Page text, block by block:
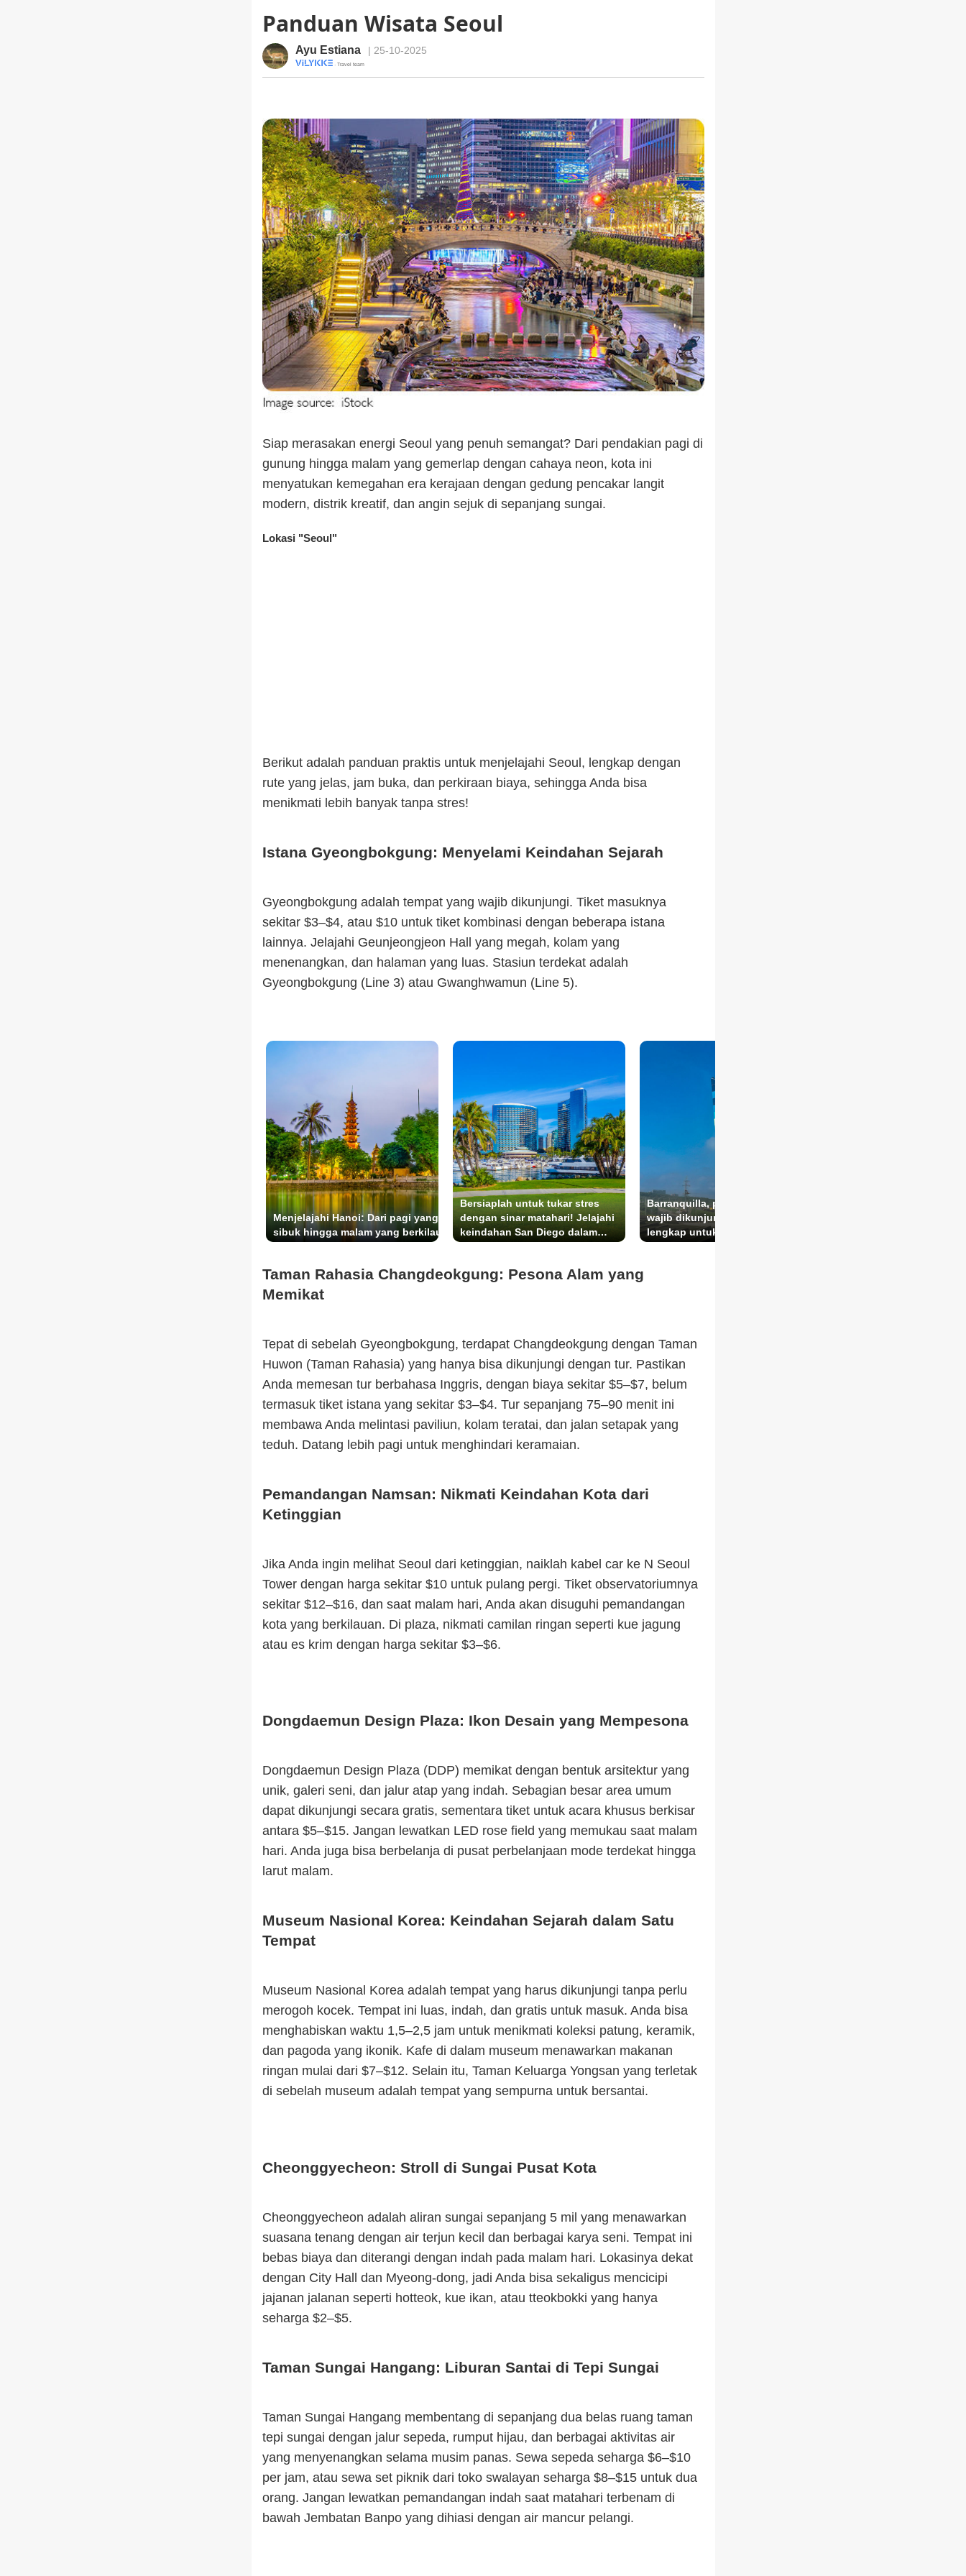
Panduan Wisata Seoul
Ayu Estiana | 25-10-2025
· Travel team
Siap merasakan energi Seoul yang penuh semangat? Dari pendakian pagi di
gunung hingga malam yang gemerlap dengan cahaya neon, kota ini
menyatukan kemegahan era kerajaan dengan gedung pencakar langit
modern, distrik kreatif, dan angin sejuk di sepanjang sungai.
Lokasi "Seoul"
Berikut adalah panduan praktis untuk menjelajahi Seoul, lengkap dengan
rute yang jelas, jam buka, dan perkiraan biaya, sehingga Anda bisa
menikmati lebih banyak tanpa stres!
Istana Gyeongbokgung: Menyelami Keindahan Sejarah
Gyeongbokgung adalah tempat yang wajib dikunjungi. Tiket masuknya
sekitar $3–$4, atau $10 untuk tiket kombinasi dengan beberapa istana
lainnya. Jelajahi Geunjeongjeon Hall yang megah, kolam yang
menenangkan, dan halaman yang luas. Stasiun terdekat adalah
Gyeongbokgung (Line 3) atau Gwanghwamun (Line 5).
Menjelajahi Hanoi: Dari pagi yang
sibuk hingga malam yang berkilau
Bersiaplah untuk tukar stres
dengan sinar matahari! Jelajahi
keindahan San Diego dalam
Barranquilla, permata Karibia yang
wajib dikunjungi: Panduan
lengkap untuk liburan seru!
Taman Rahasia Changdeokgung: Pesona Alam yang
Memikat
Tepat di sebelah Gyeongbokgung, terdapat Changdeokgung dengan Taman
Huwon (Taman Rahasia) yang hanya bisa dikunjungi dengan tur. Pastikan
Anda memesan tur berbahasa Inggris, dengan biaya sekitar $5–$7, belum
termasuk tiket istana yang sekitar $3–$4. Tur sepanjang 75–90 menit ini
membawa Anda melintasi paviliun, kolam teratai, dan jalan setapak yang
teduh. Datang lebih pagi untuk menghindari keramaian.
Pemandangan Namsan: Nikmati Keindahan Kota dari
Ketinggian
Jika Anda ingin melihat Seoul dari ketinggian, naiklah kabel car ke N Seoul
Tower dengan harga sekitar $10 untuk pulang pergi. Tiket observatoriumnya
sekitar $12–$16, dan saat malam hari, Anda akan disuguhi pemandangan
kota yang berkilauan. Di plaza, nikmati camilan ringan seperti kue jagung
atau es krim dengan harga sekitar $3–$6.
Dongdaemun Design Plaza: Ikon Desain yang Mempesona
Dongdaemun Design Plaza (DDP) memikat dengan bentuk arsitektur yang
unik, galeri seni, dan jalur atap yang indah. Sebagian besar area umum
dapat dikunjungi secara gratis, sementara tiket untuk acara khusus berkisar
antara $5–$15. Jangan lewatkan LED rose field yang memukau saat malam
hari. Anda juga bisa berbelanja di pusat perbelanjaan mode terdekat hingga
larut malam.
Museum Nasional Korea: Keindahan Sejarah dalam Satu
Tempat
Museum Nasional Korea adalah tempat yang harus dikunjungi tanpa perlu
merogoh kocek. Tempat ini luas, indah, dan gratis untuk masuk. Anda bisa
menghabiskan waktu 1,5–2,5 jam untuk menikmati koleksi patung, keramik,
dan pagoda yang ikonik. Kafe di dalam museum menawarkan makanan
ringan mulai dari $7–$12. Selain itu, Taman Keluarga Yongsan yang terletak
di sebelah museum adalah tempat yang sempurna untuk bersantai.
Cheonggyecheon: Stroll di Sungai Pusat Kota
Cheonggyecheon adalah aliran sungai sepanjang 5 mil yang menawarkan
suasana tenang dengan air terjun kecil dan berbagai karya seni. Tempat ini
bebas biaya dan diterangi dengan indah pada malam hari. Lokasinya dekat
dengan City Hall dan Myeong-dong, jadi Anda bisa sekaligus mencicipi
jajanan jalanan seperti hotteok, kue ikan, atau tteokbokki yang hanya
seharga $2–$5.
Taman Sungai Hangang: Liburan Santai di Tepi Sungai
Taman Sungai Hangang membentang di sepanjang dua belas ruang taman
tepi sungai dengan jalur sepeda, rumput hijau, dan berbagai aktivitas air
yang menyenangkan selama musim panas. Sewa sepeda seharga $6–$10
per jam, atau sewa set piknik dari toko swalayan seharga $8–$15 untuk dua
orang. Jangan lewatkan pemandangan indah saat matahari terbenam di
bawah Jembatan Banpo yang dihiasi dengan air mancur pelangi.